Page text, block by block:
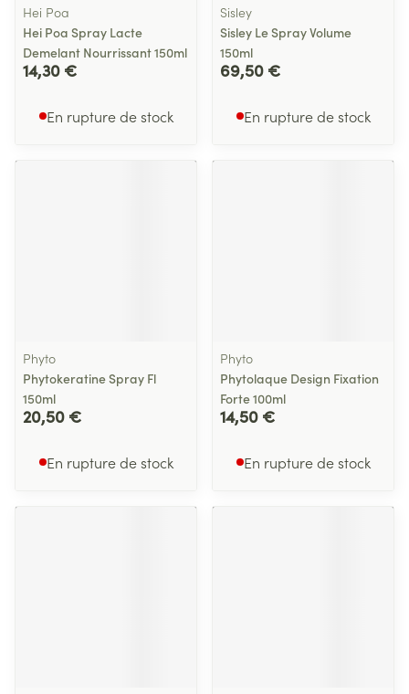
Hei Poa
Hei Poa Spray Lacte
Demelant Nourrissant 150ml
14,30 €
En rupture de stock
Sisley
Sisley Le Spray Volume
150ml
69,50 €
En rupture de stock
Phyto
Phytokeratine Spray Fl
150ml
20,50 €
En rupture de stock
Phyto
Phytolaque Design Fixation
Forte 100ml
14,50 €
En rupture de stock